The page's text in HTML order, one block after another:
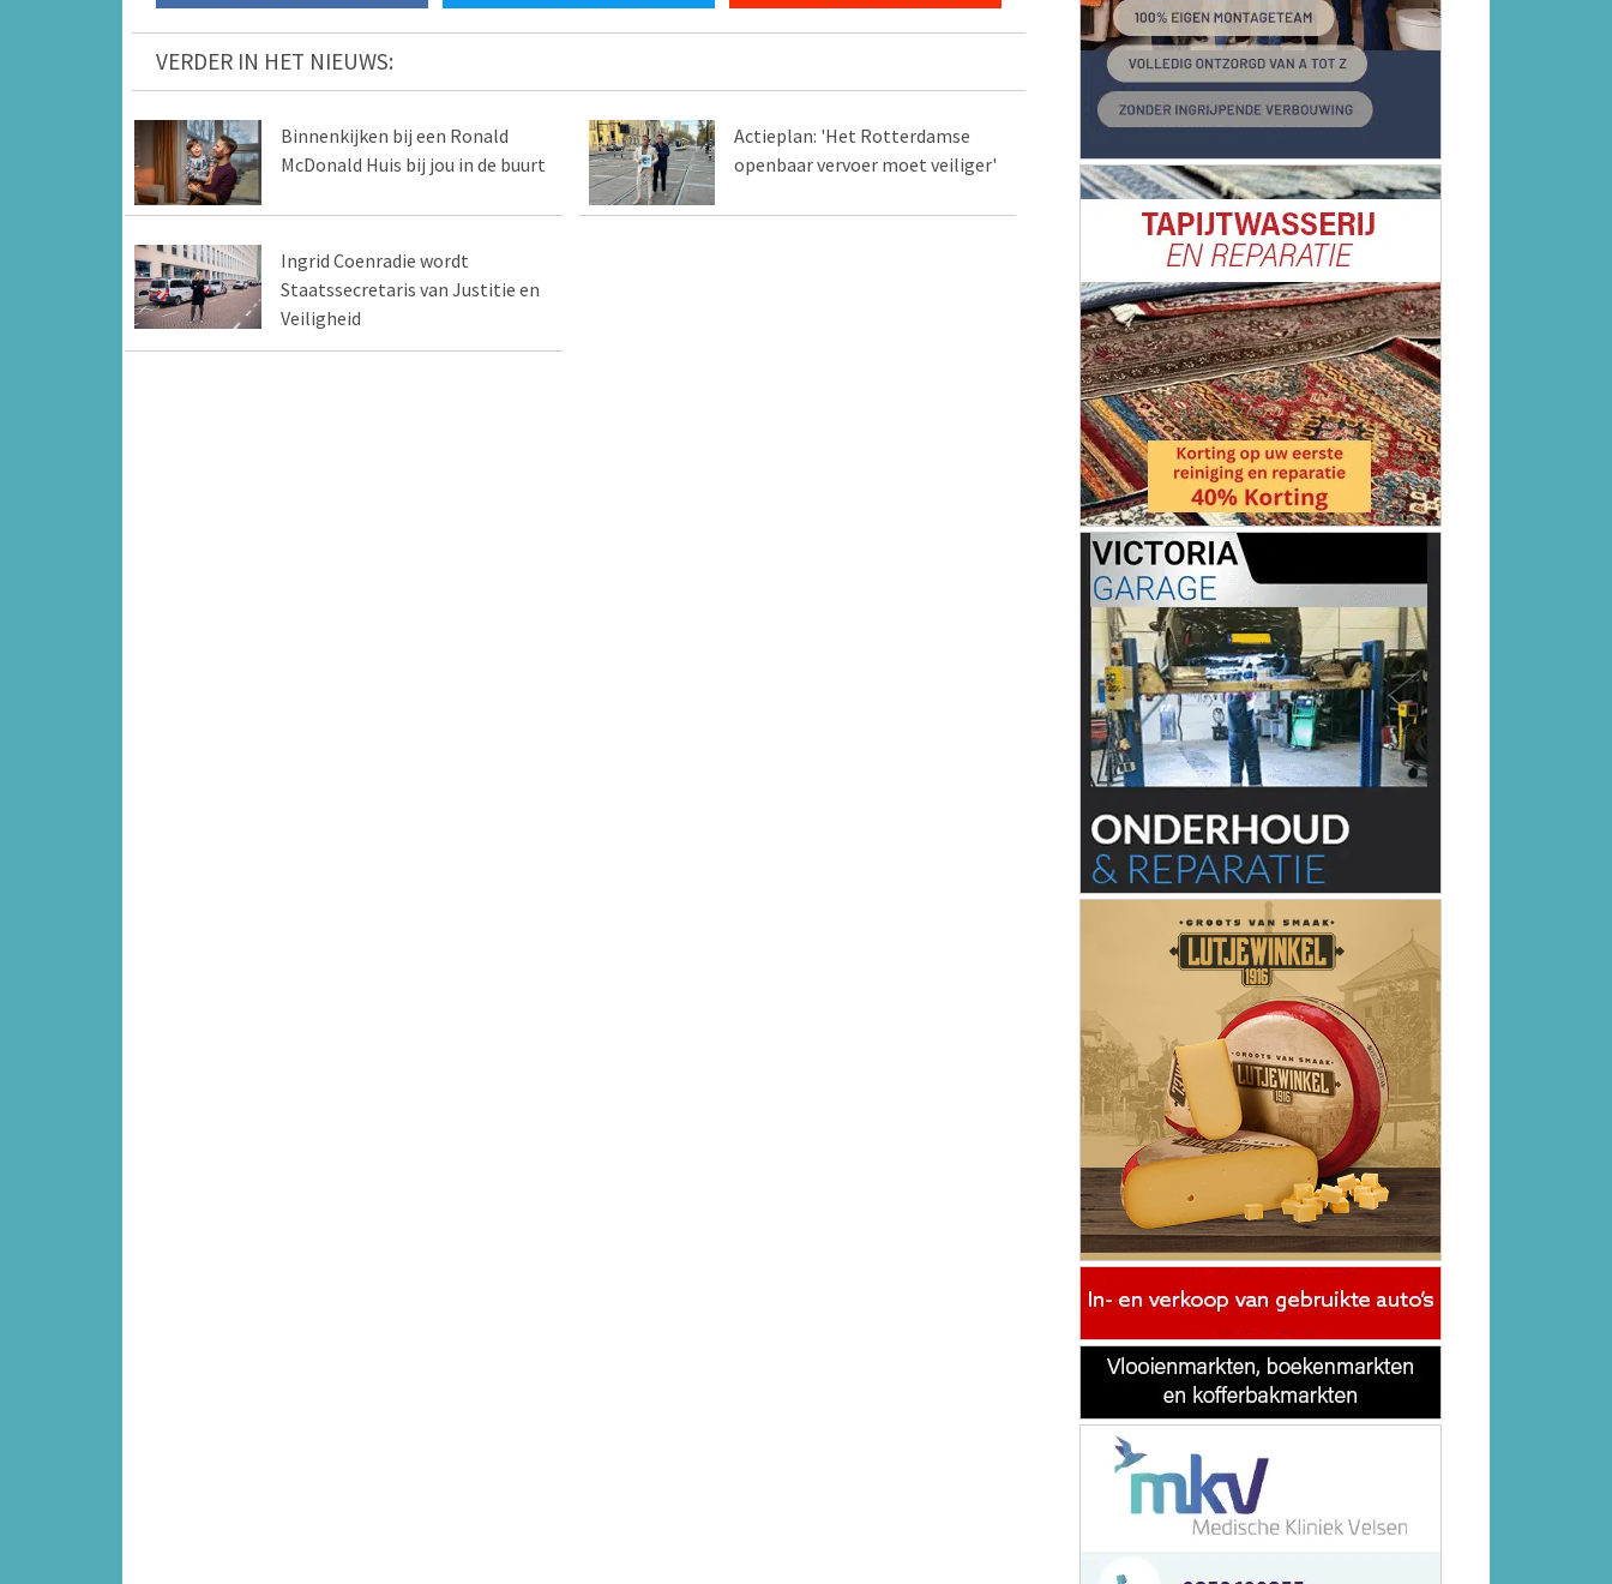
VERDER IN HET NIEUWS:
Binnenkijken bij een Ronald
McDonald Huis bij jou in de buurt
Actieplan: 'Het Rotterdamse
openbaar vervoer moet veiliger'
Ingrid Coenradie wordt
Staatssecretaris van Justitie en
Veiligheid